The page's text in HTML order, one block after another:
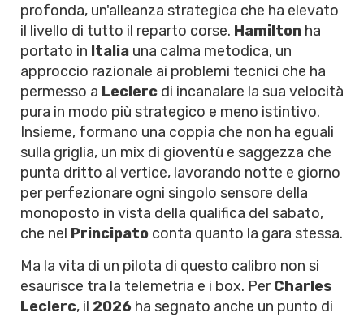
profonda, un'alleanza strategica che ha elevato
il livello di tutto il reparto corse. Hamilton ha
portato in Italia una calma metodica, un
approccio razionale ai problemi tecnici che ha
permesso a Leclerc di incanalare la sua velocità
pura in modo più strategico e meno istintivo.
Insieme, formano una coppia che non ha eguali
sulla griglia, un mix di gioventù e saggezza che
punta dritto al vertice, lavorando notte e giorno
per perfezionare ogni singolo sensore della
monoposto in vista della qualifica del sabato,
che nel Principato conta quanto la gara stessa.
Ma la vita di un pilota di questo calibro non si
esaurisce tra la telemetria e i box. PerCharles
Leclerc, il 2026 ha segnato anche un punto di